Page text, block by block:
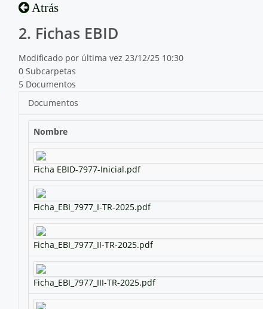
Atrás
2. Fichas EBID
Modificado por última vez 23/12/25 10:30
0 Subcarpetas
5 Documentos
Documentos
Nombre
Ficha EBID-7977-Inicial.pdf
Ficha_EBI_7977_I-TR-2025.pdf
Ficha_EBI_7977_II-TR-2025.pdf
Ficha_EBI_7977_III-TR-2025.pdf